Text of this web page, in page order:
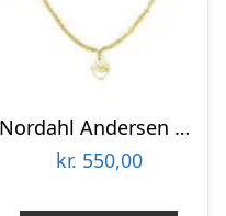
Nordahl Andersen Stjernehalskæde sølvforgyldt 45 + 3 cm
kr. 550,00